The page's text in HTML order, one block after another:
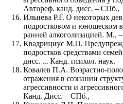
Автореф. канд. дисс. – СПб.,
Ильнева Р.Г. О некоторых
подростковом и юношеском
ранней алкоголизацией. М.,
Квадрициус М.П.
подростков средствами
дисс. ... Канд. психол. наук. –
Ковалев П.А. Возрастно-
отражения в сознании
агрессивности и
Канд. Дисс. – СПб.,